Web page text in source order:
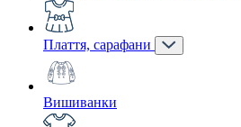
Плаття, сарафани
Вишиванки